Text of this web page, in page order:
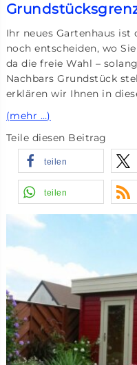
Ihr neues Gartenhaus ist
noch entscheiden, wo
da die freie Wahl –
Nachbars Grundstück
erklären wir Ihnen in
(mehr …)
Teile diesen Beitrag
teilen
teilen